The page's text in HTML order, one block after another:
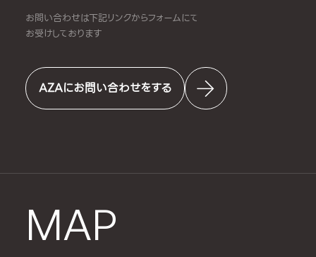
お問い合わせは下記リンクからフォームにて
お受けしております
AZAにお問い合わせをする
MAP